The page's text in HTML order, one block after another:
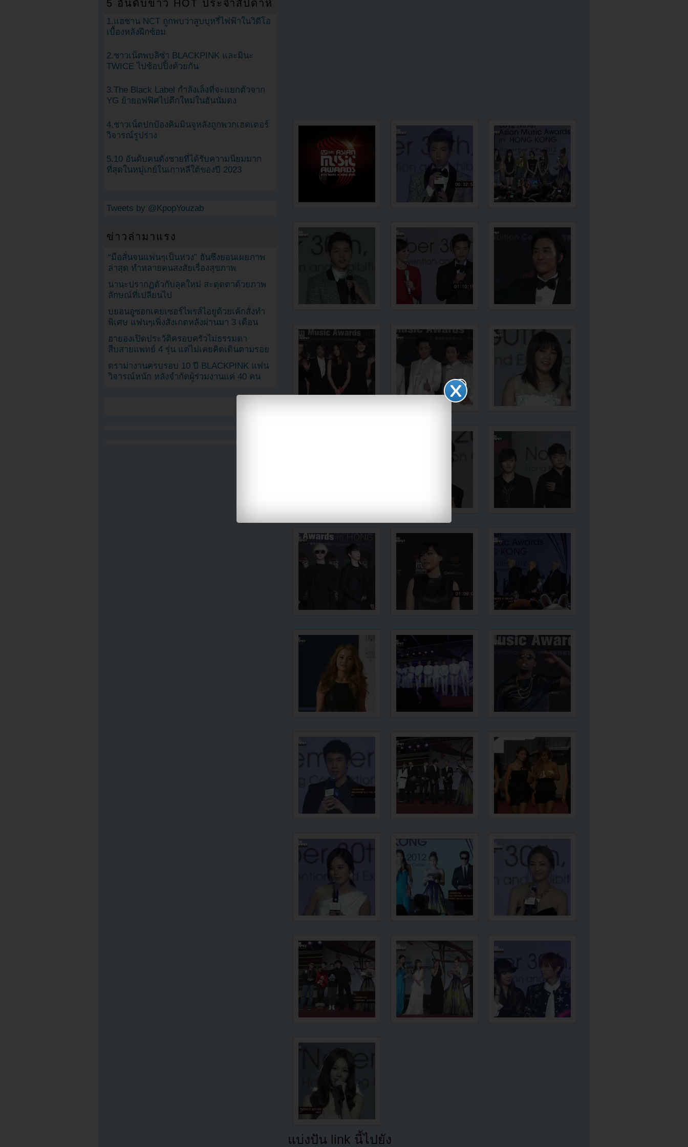
แบ่งปัน link นี้ไปยัง
5 อันดับข่าว HOT ประจำสัปดาห์
1.แฮชาน NCT ถูกพบว่าสูบบุหรี่ไฟฟ้าในวิดีโอ
เบื้องหลังฝึกซ้อม
2.ชาวเน็ตพบลิซ่า BLACKPINK และมินะ
TWICE ไปช้อปปิ้งด้วยกัน
3.The Black Label กำลังเล็งที่จะแยกตัวจาก
YG ย้ายอฟฟิศไปตึกใหม่ในฮันนัมดง
4.ชาวเน็ตปกป้องคิมมินจูหลังถูกพวกเฮดเตอร์
วิจารณ์รูปร่าง
5.10 อันดับคนดังชายที่ได้รับความนิยมมาก
ที่สุดในหมู่เกย์ในเกาหลีใต้ของปี 2023
Tweets by @KpopYouzab
ข่าวล่ามาแรง
“มือสั่นจนแฟนๆเป็นห่วง” ฮันซึงยอนเผยภาพ
ล่าสุด ทำหลายคนสงสัยเรื่องสุขภาพ
นานะปรากฏตัวกับลุคใหม่ สะดุดตาด้วยภาพ
ลักษณ์ที่เปลี่ยนไป
บยอนอูซอกเคยเซอร์ไพรส์ไอยูด้วยเค้กสั่งทำ
พิเศษ แฟนๆเพิ่งสังเกตหลังผ่านมา 3 เดือน
ฮายองเปิดประวัติครอบครัวไม่ธรรมดา
สืบสายแพทย์ 4 รุ่น แต่ไม่เคยคิดเดินตามรอย
ดราม่างานครบรอบ 10 ปี BLACKPINK แฟน
วิจารณ์หนัก หลังจำกัดผู้ร่วมงานแค่ 40 คน